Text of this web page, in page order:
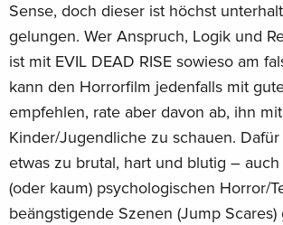
Sense, doch dieser ist höchst
gelungen. Wer Anspruch, Logik und
ist mit EVIL DEAD RISE sowieso am
kann den Horrorfilm jedenfalls mit
empfehlen, rate aber davon ab, ihn mit
Kinder/Jugendliche zu schauen.
etwas zu brutal, hart und blutig –
(oder kaum) psychologischen Horror/
beängstigende Szenen (Jump